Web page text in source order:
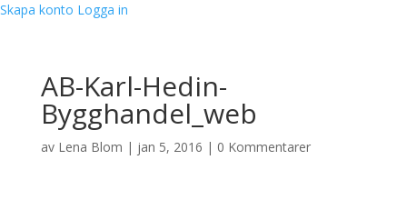
Skapa konto Logga in
AB-Karl-Hedin-
Bygghandel_web
av Lena Blom | jan 5, 2016 | 0 Kommentarer